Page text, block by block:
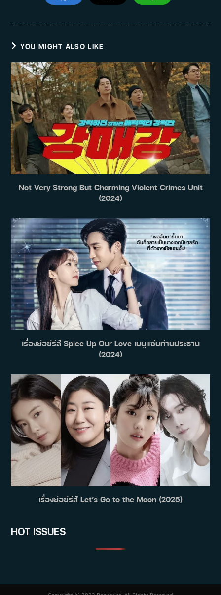
YOU MIGHT ALSO LIKE
Not Very Strong But Charming Violent Crimes Unit
(2024)
เรื่องย่อซีรีส์ Spice Up Our Love เมนูแซ่บท่านประธาน
(2024)
เรื่องย่อซีรีส์ Let’s Go to the Moon (2025)
HOT ISSUES